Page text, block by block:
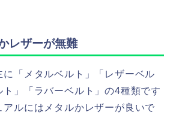
レザーが無難
に「メタルベルト」「レザーベル
ト」「ラバーベルト」の4種類です
アルにはメタルかレザーが良いで